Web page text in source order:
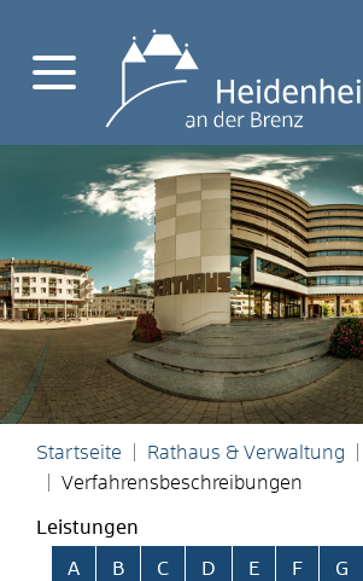
Startseite Rathaus & Verwaltung
Verfahrensbeschreibungen
Leistungen
Alphabetisches Register überspringen
A B C D E F G